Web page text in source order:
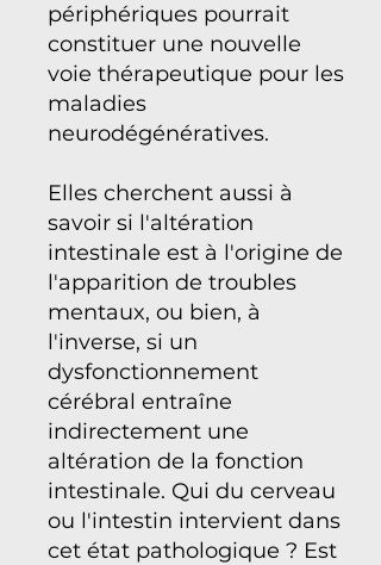
périphériques pourrait
constituer une nouvelle
voie thérapeutique pour les
maladies
neurodégénératives.
Elles cherchent aussi à
savoir si l'altération
intestinale est à l'origine de
l'apparition de troubles
mentaux, ou bien, à
l'inverse, si un
dysfonctionnement
cérébral entraîne
indirectement une
altération de la fonction
intestinale. Qui du cerveau
ou l'intestin intervient dans
cet état pathologique ? Est